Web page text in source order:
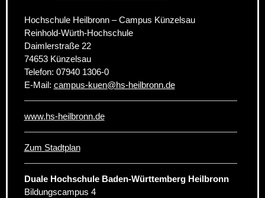
Hochschule Heilbronn – Campus Künzelsau
Reinhold-Würth-Hochschule
Daimlerstraße 22
74653 Künzelsau
Telefon: 07940 1306-0
E-Mail: campus-kuen@hs-heilbronn.de
www.hs-heilbronn.de
Zum Stadtplan
Duale Hochschule Baden-Württemberg Heilbronn
Bildungscampus 4